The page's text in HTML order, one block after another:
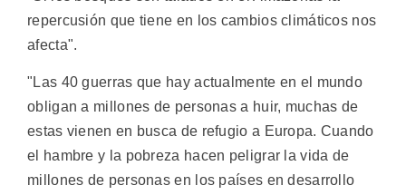
repercusión que tiene en los cambios climáticos nos
afecta".
"Las 40 guerras que hay actualmente en el mundo
obligan a millones de personas a huir, muchas de
estas vienen en busca de refugio a Europa. Cuando
el hambre y la pobreza hacen peligrar la vida de
millones de personas en los países en desarrollo